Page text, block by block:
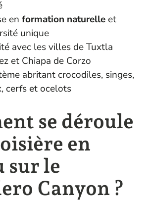
en formation naturelle et
unique
avec les villes de Tuxtla
et Chiapa de Corzo
abritant crocodiles, singes,
cerfs et ocelots
se déroule
en
sur le
Canyon ?